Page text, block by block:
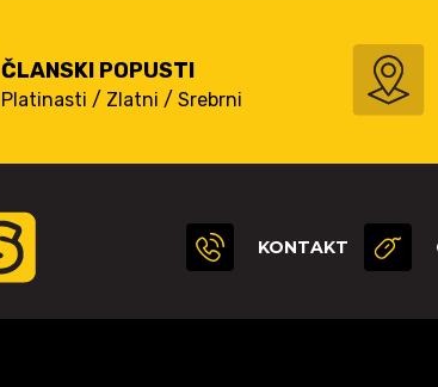
ČLANSKI POPUSTI
Platinasti / Zlatni / Srebrni
KONTAKT